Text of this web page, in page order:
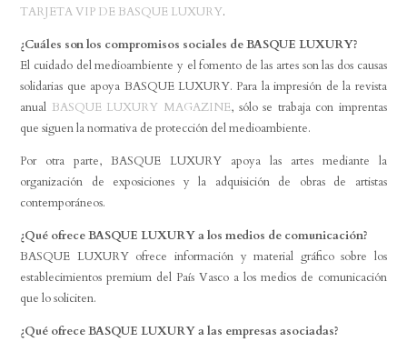
TARJETA VIP DE BASQUE LUXURY.
¿Cuáles son los compromisos sociales de BASQUE LUXURY?
El cuidado del medioambiente y el fomento de las artes son las dos causas
solidarias que apoya BASQUE LUXURY. Para la impresión de la revista
anual BASQUE LUXURY MAGAZINE, sólo se trabaja con imprentas
que siguen la normativa de protección del medioambiente.
Por otra parte, BASQUE LUXURY apoya las artes mediante la
organización de exposiciones y la adquisición de obras de artistas
contemporáneos.
¿Qué ofrece BASQUE LUXURY a los medios de comunicación?
BASQUE LUXURY ofrece información y material gráfico sobre los
establecimientos premium del País Vasco a los medios de comunicación
que lo soliciten.
¿Qué ofrece BASQUE LUXURY a las empresas asociadas?